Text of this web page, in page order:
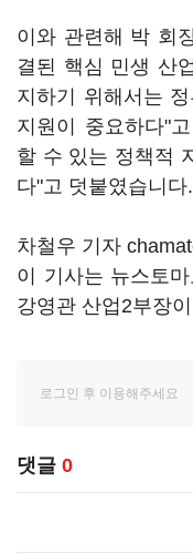
이와 관련해 박 회
결된 핵심 민생 산
지하기 위해서는
지원이 중요하다"
할 수 있는 정책적
다"고 덧붙였습니다.
차철우 기자
이 기사는 뉴스토
강영관 산업2부장
댓글 0